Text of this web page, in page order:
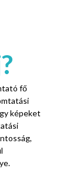
fő
képeket